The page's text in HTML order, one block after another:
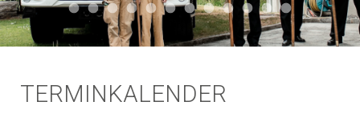
Aktuell 024
Aktuell 019
Auto 010Start 010Start 002
Auto 002
Auto 009Auto 006Start 008
Start 005Start 003Start 006
TERMINKALENDER